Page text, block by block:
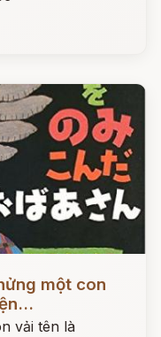
một con
vải tên là